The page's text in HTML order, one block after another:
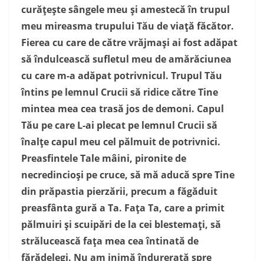
curăţeşte sângele meu şi amestecă în trupul
meu mireasma trupului Tău de viaţă făcător.
Fierea cu care de către vrăjmaşi ai fost adăpat
să îndulcească sufletul meu de amărăciunea
cu care m-a adăpat potrivnicul. Trupul Tău
întins pe lemnul Crucii să ridice către Tine
mintea mea cea trasă jos de demoni. Capul
Tău pe care L-ai plecat pe lemnul Crucii să
înalţe capul meu cel pălmuit de potrivnici.
Preasfintele Tale mâini, pironite de
necredincioşi pe cruce, să mă aducă spre Tine
din prăpastia pierzării, precum a făgăduit
preasfânta gură a Ta. Faţa Ta, care a primit
pălmuiri şi scuipări de la cei blestemaţi, să
strălucească faţa mea cea întinată de
fărădelegi. Nu am inimă îndurerată spre